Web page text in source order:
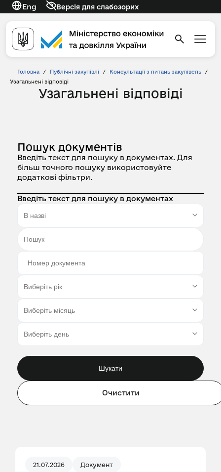
Eng Версія для слабозорих
Головна / Публічні закупівлі / Консультації з питань закупівель
/
Узагальнені відповіді
Узагальнені відповіді
Пошук документів
Введіть текст для пошуку в документах. Для
більш точного пошуку використовуйте
додаткові фільтри.
Введіть текст для пошуку в документах
Шукати
Очистити
21.07.2026 Документ